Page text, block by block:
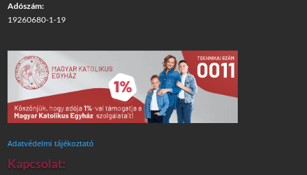
Adószám:
19260680-1-19
Adatvédelmi tájékoztató
Kapcsolat: